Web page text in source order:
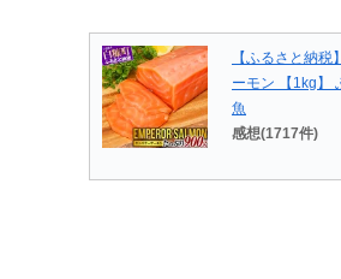
【ふるさと納
ーモン 【1kg】
魚
感想(1717件)